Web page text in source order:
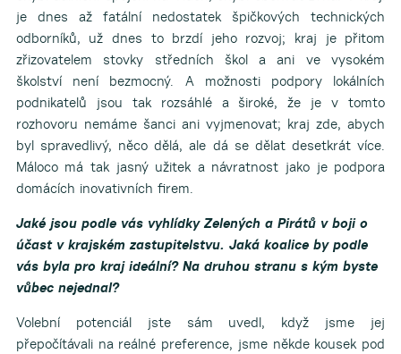
je dnes až fatální nedostatek špičkových technických
odborníků, už dnes to brzdí jeho rozvoj; kraj je přitom
zřizovatelem stovky středních škol a ani ve vysokém
školství není bezmocný. A možnosti podpory lokálních
podnikatelů jsou tak rozsáhlé a široké, že je v tomto
rozhovoru nemáme šanci ani vyjmenovat; kraj zde, abych
byl spravedlivý, něco dělá, ale dá se dělat desetkrát více.
Máloco má tak jasný užitek a návratnost jako je podpora
domácích inovativních firem.
Jaké jsou podle vás vyhlídky Zelených a Pirátů v boji o
účast v krajském zastupitelstvu. Jaká koalice by podle
vás byla pro kraj ideální? Na druhou stranu s kým byste
vůbec nejednal?
Volební potenciál jste sám uvedl, když jsme jej
přepočítávali na reálné preference, jsme někde kousek pod